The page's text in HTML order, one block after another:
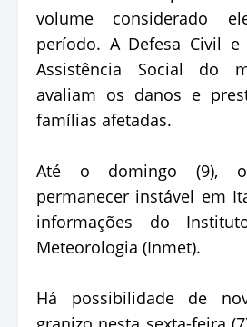
volume considerado
período. A Defesa Civil e
Assistência Social do
avaliam os danos e
famílias afetadas.
Até o domingo (9),
permanecer instável em
informações do
Meteorologia (Inmet).
Há possibilidade de